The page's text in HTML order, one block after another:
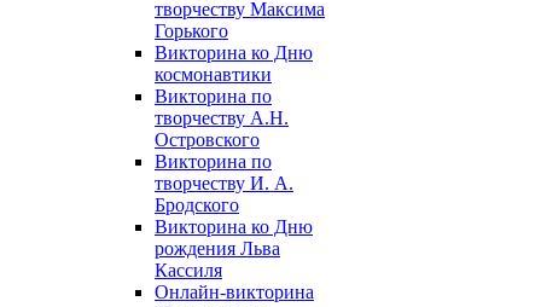
творчеству Максима
Горького
Викторина ко Дню
космонавтики
Викторина по
творчеству А.Н.
Островского
Викторина по
творчеству И. А.
Бродского
Викторина ко Дню
рождения Льва
Кассиля
Онлайн-викторина